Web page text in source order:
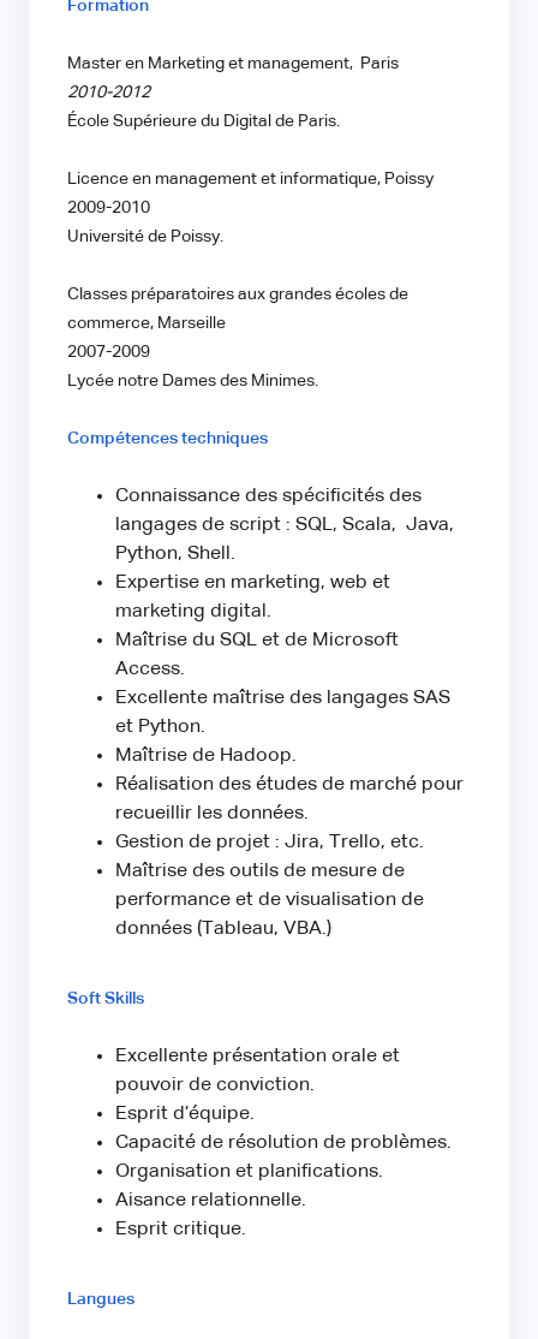
Formation
Master en Marketing et management, Paris
2010-2012
École Supérieure du Digital de Paris.
Licence en management et informatique, Poissy
2009-2010
Université de Poissy.
Classes préparatoires aux grandes écoles de
commerce, Marseille
2007-2009
Lycée notre Dames des Minimes.
Compétences techniques
Connaissance des spécificités des
langages de script : SQL, Scala, Java,
Python, Shell.
Expertise en marketing, web et
marketing digital.
Maîtrise du SQL et de Microsoft
Access.
Excellente maîtrise des langages SAS
et Python.
Maîtrise de Hadoop.
Réalisation des études de marché pour
recueillir les données.
Gestion de projet : Jira, Trello, etc.
Maîtrise des outils de mesure de
performance et de visualisation de
données (Tableau, VBA.)
Soft Skills
Excellente présentation orale et
pouvoir de conviction.
Esprit d’équipe.
Capacité de résolution de problèmes.
Organisation et planifications.
Aisance relationnelle.
Esprit critique.
Langues